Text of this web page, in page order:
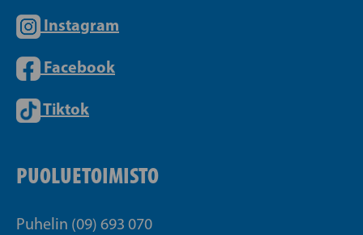
Instagram
Facebook
Tiktok
PUOLUETOIMISTO
Puhelin (09) 693 070